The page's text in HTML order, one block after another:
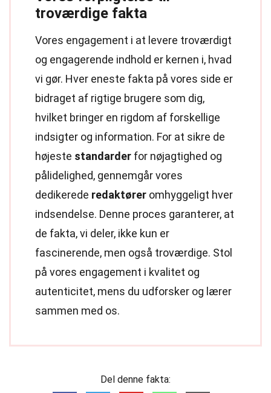
troværdige fakta
Vores engagement i at levere troværdigt
og engagerende indhold er kernen i, hvad
vi gør. Hver eneste fakta på vores side er
bidraget af rigtige brugere som dig,
hvilket bringer en rigdom af forskellige
indsigter og information. For at sikre de
højeste standarder for nøjagtighed og
pålidelighed, gennemgår vores
dedikerede redaktører omhyggeligt hver
indsendelse. Denne proces garanterer, at
de fakta, vi deler, ikke kun er
fascinerende, men også troværdige. Stol
på vores engagement i kvalitet og
autenticitet, mens du udforsker og lærer
sammen med os.
Del denne fakta: